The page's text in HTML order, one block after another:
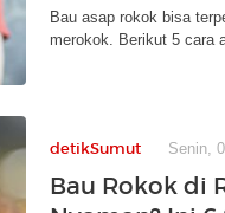
Bau asap rokok bisa
merokok. Berikut 5 cara
detikSumut Senin,
Bau Rokok di